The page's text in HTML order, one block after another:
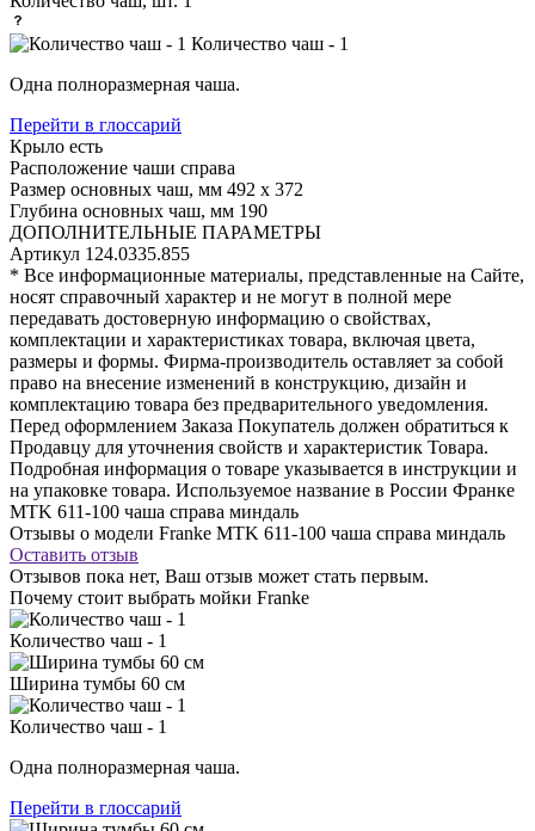
Количество чаш - 1
Одна полноразмерная чаша.
Перейти в глоссарий
Крыло есть
Расположение чаши справа
Размер основных чаш, мм 492 х 372
Глубина основных чаш, мм 190
ДОПОЛНИТЕЛЬНЫЕ ПАРАМЕТРЫ
Артикул 124.0335.855
* Все информационные материалы, представленные на Сайте,
носят справочный характер и не могут в полной мере
передавать достоверную информацию о свойствах,
комплектации и характеристиках товара, включая цвета,
размеры и формы. Фирма-производитель оставляет за собой
право на внесение изменений в конструкцию, дизайн и
комплектацию товара без предварительного уведомления.
Перед оформлением Заказа Покупатель должен обратиться к
Продавцу для уточнения свойств и характеристик Товара.
Подробная информация о товаре указывается в инструкции и
на упаковке товара. Используемое название в России Франке
MTK 611-100 чаша справа миндаль
Отзывы о модели Franke MTK 611-100 чаша справа миндаль
Оставить отзыв
Отзывов пока нет, Ваш отзыв может стать первым.
Почему стоит выбрать мойки Franke
Количество чаш - 1
Ширина тумбы 60 см
Количество чаш - 1
Одна полноразмерная чаша.
Перейти в глоссарий